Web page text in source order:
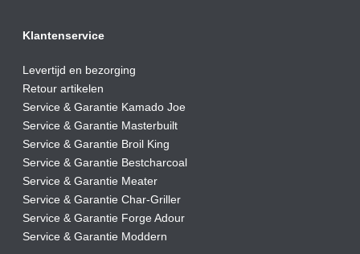
Klantenservice
Levertijd en bezorging
Retour artikelen
Service & Garantie Kamado Joe
Service & Garantie Masterbuilt
Service & Garantie Broil King
Service & Garantie Bestcharcoal
Service & Garantie Meater
Service & Garantie Char-Griller
Service & Garantie Forge Adour
Service & Garantie Moddern